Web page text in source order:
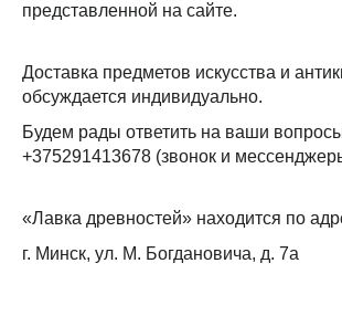
представленной на сайте.
Доставка предметов искусства и
обсуждается индивидуально.
Будем рады ответить на ваши
+375291413678 (звонок и
«Лавка древностей» находится по
г. Минск, ул. М. Богдановича, д. 7а